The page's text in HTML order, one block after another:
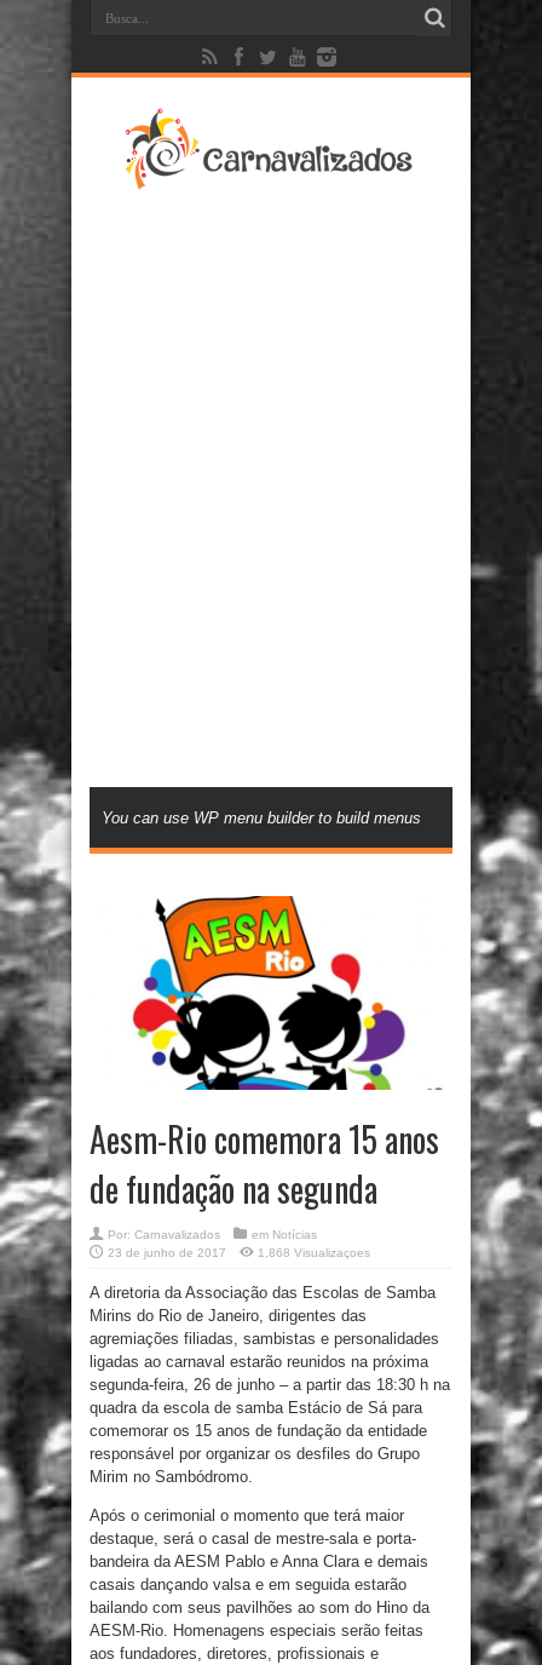
You can use WP menu builder to build menus
Aesm-Rio comemora 15 anos
de fundação na segunda
Por: Carnavalizados em Notícias
23 de junho de 2017
1,868 Visualizaçoes
A diretoria da Associação das Escolas de Samba
Mirins do Rio de Janeiro, dirigentes das
agremiações filiadas, sambistas e personalidades
ligadas ao carnaval estarão reunidos na próxima
segunda-feira, 26 de junho – a partir das 18:30 h na
quadra da escola de samba Estácio de Sá para
comemorar os 15 anos de fundação da entidade
responsável por organizar os desfiles do Grupo
Mirim no Sambódromo.
Após o cerimonial o momento que terá maior
destaque, será o casal de mestre-sala e porta-
bandeira da AESM Pablo e Anna Clara e demais
casais dançando valsa e em seguida estarão
bailando com seus pavilhões ao som do Hino da
AESM-Rio. Homenagens especiais serão feitas
aos fundadores, diretores, profissionais e